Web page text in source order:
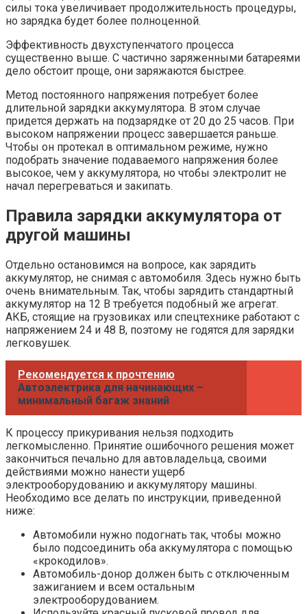
силы тока увеличивает продолжительность процедуры,
но зарядка будет более полноценной.
Эффективность двухступенчатого процесса
существенно выше. С частично заряженными батареями
дело обстоит проще, они заряжаются быстрее.
Метод постоянного напряжения потребует более
длительной зарядки аккумулятора. В этом случае
придется держать на подзарядке от 20 до 25 часов. При
высоком напряжении процесс завершается раньше.
Чтобы он протекал в оптимальном режиме, нужно
подобрать значение подаваемого напряжения более
высокое, чем у аккумулятора, но чтобы электролит не
начал перегреваться и закипать.
Правила зарядки аккумулятора от
другой машины
Отдельно остановимся на вопросе, как зарядить
аккумулятор, не снимая с автомобиля. Здесь нужно быть
очень внимательным. Так, чтобы зарядить стандартный
аккумулятор на 12 В требуется подобный же агрегат.
АКБ, стоящие на грузовиках или спецтехнике работают с
напряжением 24 и 48 В, поэтому не годятся для зарядки
легковушек.
Рекомендуется к прочтению
Автоэлектрика для начинающих –
минимальный багаж знаний
К процессу прикуривания нельзя подходить
легкомысленно. Принятие ошибочного решения может
закончиться печально для автовладельца, своими
действиями можно нанести ущерб
электрооборудованию и аккумулятору машины.
Необходимо все делать по инструкции, приведенной
ниже:
Автомобили нужно подогнать так, чтобы можно
было подсоединить оба аккумулятора с помощью
«крокодилов».
Автомобиль-донор должен быть с отключенным
зажиганием и всем остальным
электрооборудованием.